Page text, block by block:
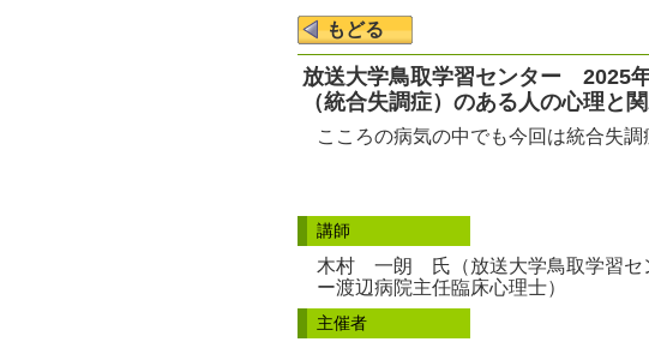
放送大学鳥取学習センター 2025
（統合失調症）のある人の心理と関
こころの病気の中でも今回は統合失
講師
木村 一朗 氏（放送大学鳥取学習セ
ー渡辺病院主任臨床心理士）
主催者